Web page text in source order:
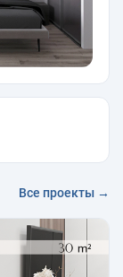
Все проекты →